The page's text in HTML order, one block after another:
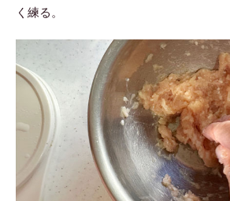
く練る。